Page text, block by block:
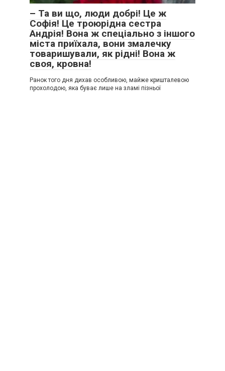
– Та ви що, люди добрі! Це ж
Софія! Це троюрідна сестра
Андрія! Вона ж спеціально з іншого
міста приїхала, вони змалечку
товаришували, як рідні! Вона ж
своя, кровна!
Ранок того дня дихав особливою, майже кришталевою
прохолодою, яка буває лише на зламі пізньої